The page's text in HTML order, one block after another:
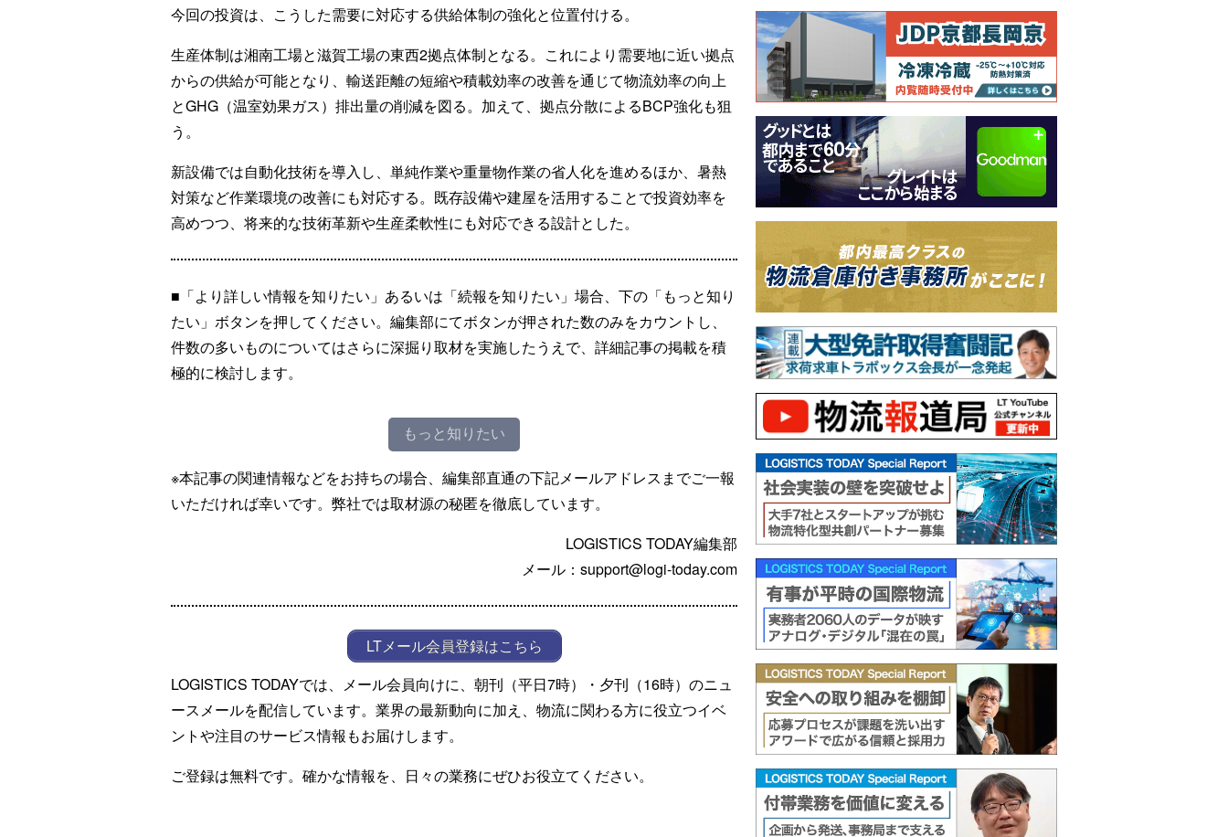
今回の投資は、こうした需要に対応する供給体制の強化と位置付ける。
生産体制は湘南工場と滋賀工場の東西2拠点体制となる。これにより需要地に近い拠点
からの供給が可能となり、輸送距離の短縮や積載効率の改善を通じて物流効率の向上
とGHG（温室効果ガス）排出量の削減を図る。加えて、拠点分散によるBCP強化も狙
う。
新設備では自動化技術を導入し、単純作業や重量物作業の省人化を進めるほか、暑熱
対策など作業環境の改善にも対応する。既存設備や建屋を活用することで投資効率を
高めつつ、将来的な技術革新や生産柔軟性にも対応できる設計とした。
■「より詳しい情報を知りたい」あるいは「続報を知りたい」場合、下の「もっと知り
たい」ボタンを押してください。編集部にてボタンが押された数のみをカウントし、
件数の多いものについてはさらに深掘り取材を実施したうえで、詳細記事の掲載を積
極的に検討します。
もっと知りたい
※本記事の関連情報などをお持ちの場合、編集部直通の下記メールアドレスまでご一報
いただければ幸いです。弊社では取材源の秘匿を徹底しています。
LOGISTICS TODAY編集部
メール：support@logi-today.com
LTメール会員登録はこちら
LOGISTICS TODAYでは、メール会員向けに、朝刊（平日7時）・夕刊（16時）のニュ
ースメールを配信しています。業界の最新動向に加え、物流に関わる方に役立つイベ
ントや注目のサービス情報もお届けします。
ご登録は無料です。確かな情報を、日々の業務にぜひお役立てください。